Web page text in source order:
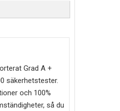
Grad A +
säkerhetstester.
och 100%
så du